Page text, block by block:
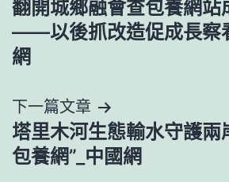
章
導
覽
翻開城鄉融會查包養網站
——以後抓改造促成長察
網
下一篇文章
塔里木河生態輸水守護兩
包養網”_中國網